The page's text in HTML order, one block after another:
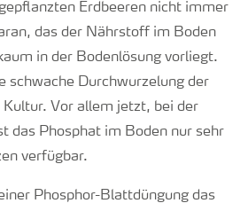
Erdbeeren nicht immer
das der Nährstoff im Boden
in der Bodenlösung vorliegt.
schwache Durchwurzelung der
Kultur. Vor allem jetzt, bei der
das Phosphat im Boden nur sehr
verfügbar.
Phosphor-Blattdüngung das